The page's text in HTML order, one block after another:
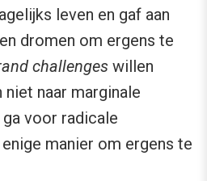
leven en gaf aan
dromen om ergens te
challenges willen
naar marginale
voor radicale
manier om ergens te